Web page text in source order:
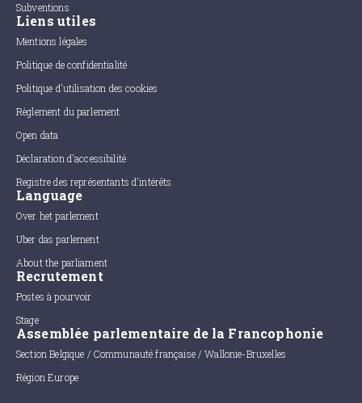
Subventions
Liens utiles
Mentions légales
Politique de confidentialité
Politique d'utilisation des cookies
Règlement du parlement
Open data
Déclaration d'accessibilité
Registre des représentants d'intérêts
Language
Over het parlement
Uber das parlement
About the parliament
Recrutement
Postes à pourvoir
Stage
Assemblée parlementaire de la Francophonie
Section Belgique / Communauté française / Wallonie-Bruxelles
Région Europe